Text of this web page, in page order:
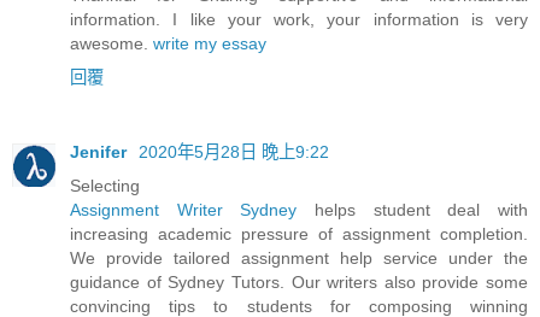
information. I like your work, your information is very
awesome. write my essay
回覆
Jenifer
2020年5月28日 晚上9:22
Selecting
Assignment Writer Sydney helps student deal with
increasing academic pressure of assignment completion.
We provide tailored assignment help service under the
guidance of Sydney Tutors. Our writers also provide some
convincing tips to students for composing winning